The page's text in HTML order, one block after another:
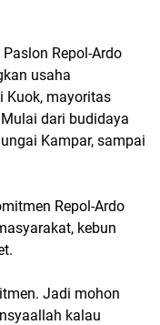
Repol-Ardo
usaha
Kuok, mayoritas
dari budidaya
Kampar, sampai
Repol-Ardo
kebun
Jadi mohon
kalau